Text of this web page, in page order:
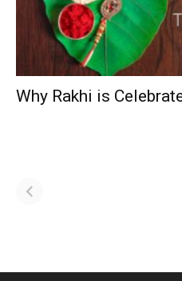
Why Rakhi is
పితృదేవతల ఆశీర్వాదం
పొందే పవిత్ర రోజు